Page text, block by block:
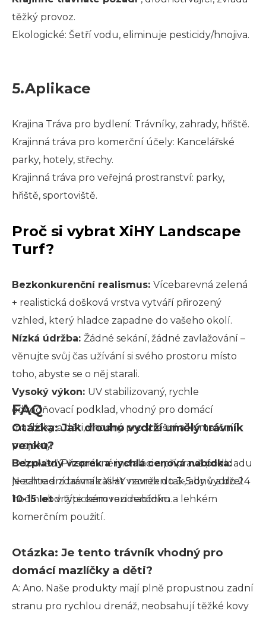
těžký provoz.
Ekologické: Šetří vodu, eliminuje pesticidy/hnojiva.
5.Aplikace
Krajina Tráva pro bydlení: Trávníky, zahrady, hřiště.
Krajinná tráva pro komerční účely: Kancelářské
parky, hotely, střechy.
Krajinná tráva pro veřejná prostranství: parky,
hřiště, sportoviště.
Proč si vybrat XiHY Landscape
Turf?
Bezkonkurenční realismus: Vícebarevná zelená
+ realistická došková vrstva vytváří přirozený
vzhled, který hladce zapadne do vašeho okolí.
Nízká údržba: Žádné sekání, žádné zavlažování –
věnujte svůj čas užívání si svého prostoru místo
toho, abyste se o něj starali.
Vysoký výkon: UV stabilizovaný, rychle
odvodňovací podklad, vhodný pro domácí
mazlíčky a děti, vhodný pro střešní a komerční
projekty.
Bezplatný vzorek a rychlá cenová nabídka:
Nechte si zdarma zaslat vzorek do 3-5 dnů a do 24
hodin obdržíte cenovou nabídku.
FAQ
Otázka: Jak dlouho vydrží umělý trávník
venku?
Odpověď: Při správné instalaci a přípravě podkladu
je zahradní trávník XiHY navržen tak, aby vydržel
10-15 letv typickém rezidenčním a lehkém
komerčním použití.
Otázka: Je tento trávník vhodný pro
domácí mazlíčky a děti?
A: Ano. Naše produkty mají plně propustnou zadní
stranu pro rychlou drenáž, neobsahují těžké kovy